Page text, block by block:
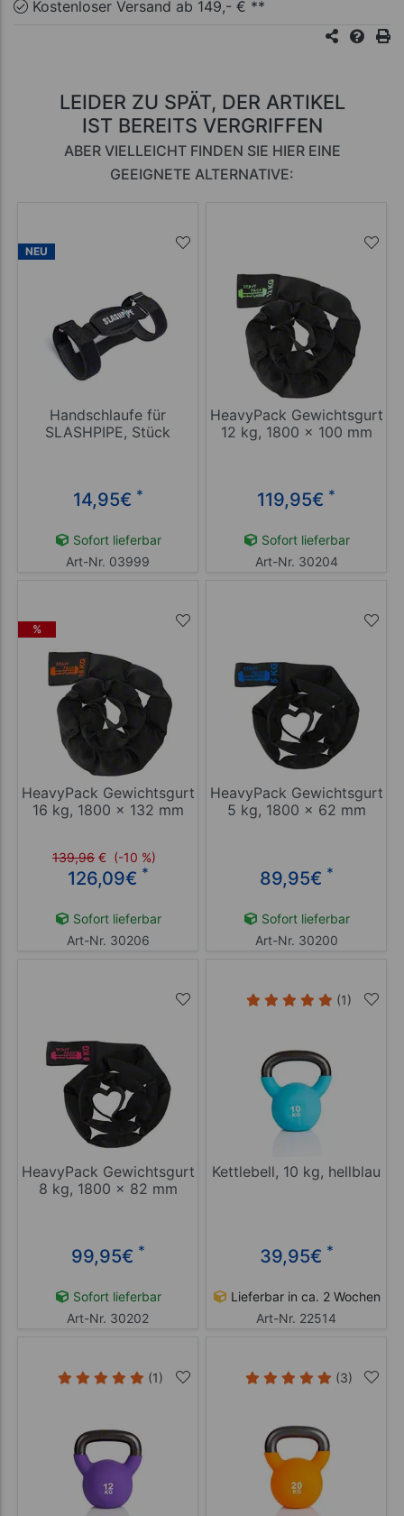
Kostenloser Versand ab 149,- € **
LEIDER ZU SPÄT, DER ARTIKEL
IST BEREITS VERGRIFFEN
ABER VIELLEICHT FINDEN SIE HIER EINE
GEEIGNETE ALTERNATIVE:
NEU
Handschlaufe für
SLASHPIPE, Stück
14,95€ *
Sofort lieferbar
Art-Nr. 03999
HeavyPack Gewichtsgurt
12 kg, 1800 x 100 mm
119,95€ *
Sofort lieferbar
Art-Nr. 30204
%
HeavyPack Gewichtsgurt
16 kg, 1800 x 132 mm
139,96 € (-10 %)
126,09€ *
Sofort lieferbar
Art-Nr. 30206
HeavyPack Gewichtsgurt
5 kg, 1800 x 62 mm
89,95€ *
Sofort lieferbar
Art-Nr. 30200
HeavyPack Gewichtsgurt
8 kg, 1800 x 82 mm
99,95€ *
Sofort lieferbar
Art-Nr. 30202
(1)
Kettlebell, 10 kg, hellblau
39,95€ *
Lieferbar in ca. 2 Wochen
Art-Nr. 22514
(1) (3)